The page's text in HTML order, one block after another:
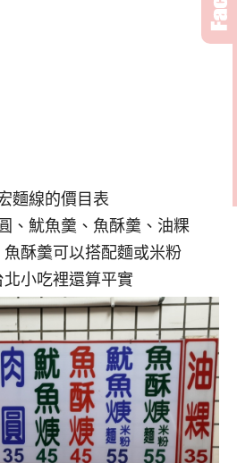
麵線的價目表
、魷魚羹、魚酥羹、油粿
酥羹可以搭配麵或米粉
小吃裡還算平實